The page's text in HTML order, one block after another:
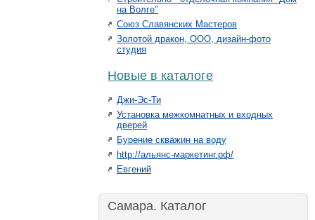
на Волге"
Союз Славянских Мастеров
Золотой дракон, ООО, дизайн-фото
студия
Новые в каталоге
Джи-Эс-Ти
Установка межкомнатных и входных
дверей
Бурение скважин на воду
http://альянс-маркетинг.рф/
Евгений
Самара. Каталог